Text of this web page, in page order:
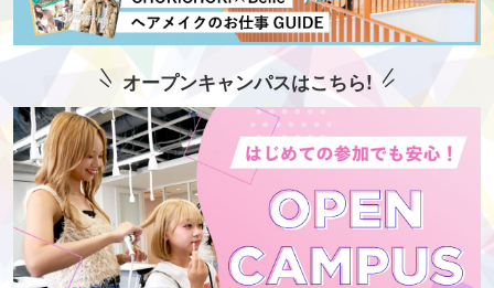
オープンキャンパスはこちら!